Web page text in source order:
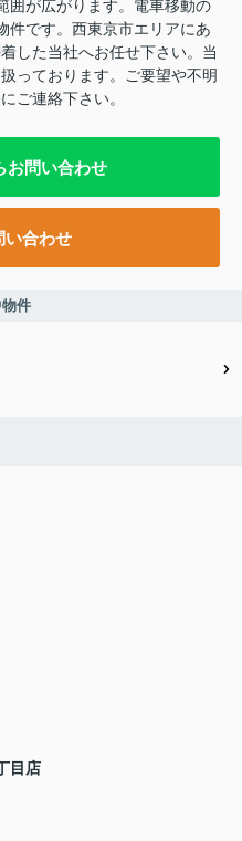
囲が広がります。電車移動の
件です。西東京市エリアにあ
した当社へお任せ下さい。当
っております。ご要望や不明
ご連絡下さい。
お問い合わせ
い合わせ
件
目店